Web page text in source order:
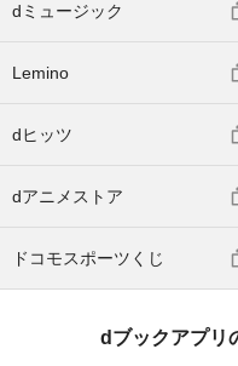
dミュージック
Lemino
dヒッツ
dアニメストア
ドコモスポーツくじ
dブックアプリ